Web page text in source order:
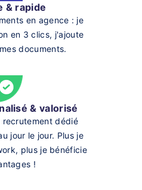
& rapide
en agence : je
en 3 clics, j'ajoute
documents.
& valorisé
recrutement dédié
jour le jour. Plus je
plus je bénéficie
!